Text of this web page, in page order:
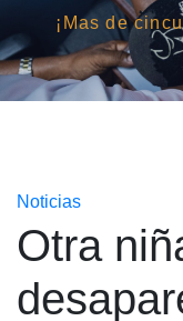
¡Mas de
Noticias
Otra